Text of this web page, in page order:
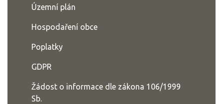
Územní plán
Hospodaření obce
Poplatky
GDPR
Žádost o informace dle zákona 106/1999
Sb.